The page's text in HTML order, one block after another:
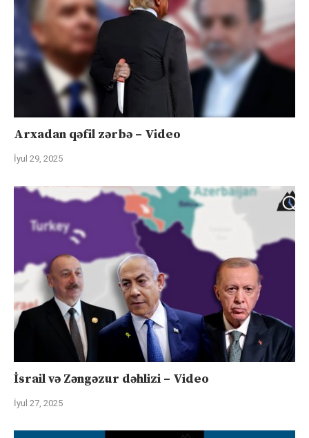
Arxadan qəfil zərbə – Video
İyul 29, 2025
İsrail və Zəngəzur dəhlizi – Video
İyul 27, 2025